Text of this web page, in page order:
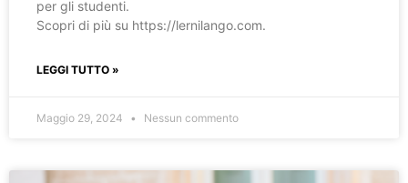
per gli studenti.
Scopri di più su https://lernilango.com.
LEGGI TUTTO »
Maggio 29, 2024 Nessun commento